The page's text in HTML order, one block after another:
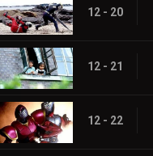
12 - 20
12 - 21
12 - 22